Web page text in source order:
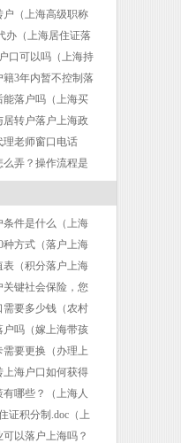
证积分需要七年
（上海高级职称
办（上海居住证落
口可以吗（上海持
居转户了吗）
3年内暂不控制落
后居住证怎么处
落户吗（上海买
）转户落户上海政
分转上海户口条
理老师窗口电话
）弄？操作流程是
户迁入户口需要
件是什么（上海
什么样的）
种方式（落户上海
（积分落户上海
键社会保险，您
落户办理流程）
要多少钱（农村
多少钱一个月）
吗（嫁上海带孩
要更换（办理上
要更换吗）
海户口如何获得
转落户）
哪些？（上海人
）证积分制.doc（上
以落户上海吗？